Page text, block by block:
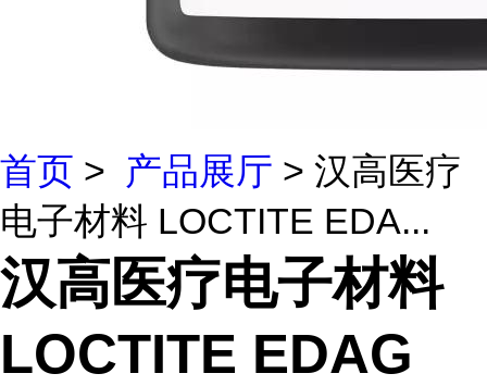
首页 > 产品展厅 > 汉高医疗
电子材料 LOCTITE EDA...
汉高医疗电子材料
LOCTITE EDAG